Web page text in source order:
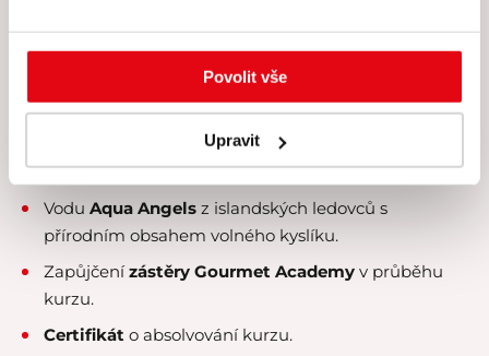
Povolit vše
Upravit
Kvalitní rozlévanévíno od Simply Wines.
Nabídku konzumace exkluzivních
Kusmi Tea.
čerstvě praženou kávu
značky.
Vodu Aqua Angels z islandských ledovců s
přírodním obsahem volného kyslíku.
Zapůjčenízástěry Gourmet Academy v průběhu
kurzu.
Certifikát o absolvování kurzu.